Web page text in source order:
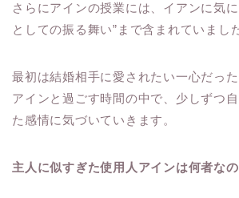
さらにアインの授業には、イアンに気
としての振る舞い”まで含まれていまし
最初は結婚相手に愛されたい一心だった
アインと過ごす時間の中で、少しずつ
た感情に気づいていきます。
主人に似すぎた使用人アインは何者なの